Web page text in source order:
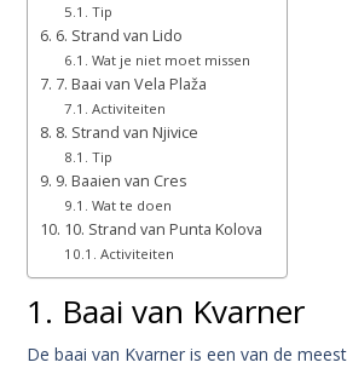
Tip
6. Strand van Lido
Wat je niet moet missen
7. Baai van Vela Plaža
Activiteiten
8. Strand van Njivice
Tip
9. Baaien van Cres
Wat te doen
10. Strand van Punta Kolova
Activiteiten
1. Baai van Kvarner
De baai van Kvarner is een van de